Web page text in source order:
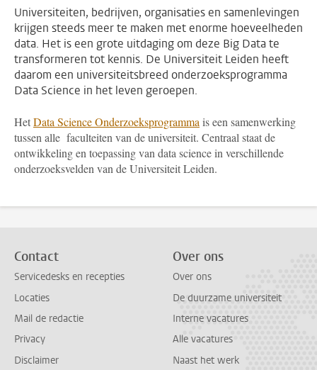
Universiteiten, bedrijven, organisaties en samenlevingen
krijgen steeds meer te maken met enorme hoeveelheden
data. Het is een grote uitdaging om deze Big Data te
transformeren tot kennis. De Universiteit Leiden heeft
daarom een universiteitsbreed onderzoeksprogramma
Data Science in het leven geroepen.
HetData Science Onderzoeksprogramma is een samenwerking
tussen alle faculteiten van de universiteit. Centraal staat de
ontwikkeling en toepassing van data science in verschillende
onderzoeksvelden van de Universiteit Leiden.
Contact
Servicedesks en recepties
Locaties
Mail de redactie
Privacy
Disclaimer
Over ons
Over ons
De duurzame universiteit
Interne vacatures
Alle vacatures
Naast het werk